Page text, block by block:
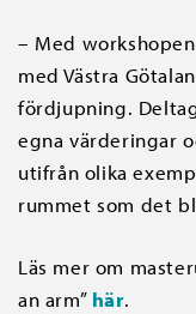
– Med
med Västra
fördjupning.
egna värderingar
utifrån olika
rummet som det
Läs mer om
an arm” här.